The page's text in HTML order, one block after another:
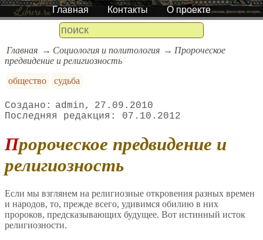
Главная Контакты О проекте
Главная Социология и политология
Пророческое
предвидение и религиозность
общество
судьба
admin
27.09.2010
07.10.2012
Пророческое предвидение и
религиозность
Если мы взглянем на религиозные откровения разных времен
и народов, то, прежде всего, удивимся обилию в них
пророков, предсказывающих будущее. Вот истинный исток
религиозности.